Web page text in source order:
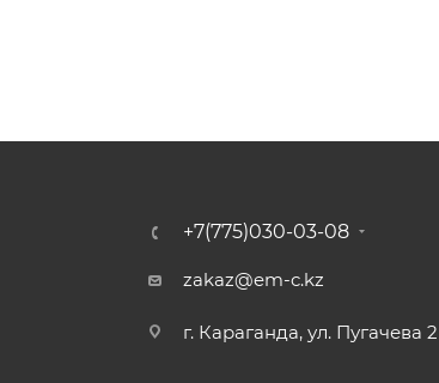
+7(775)030-03-08
zakaz@em-c.kz
г. Караганда, ул. Пугачева 2